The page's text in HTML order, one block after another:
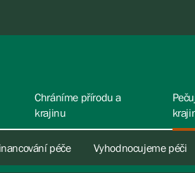
Chráníme přírodu a
krajinu
péče Vyhodnocujeme péči